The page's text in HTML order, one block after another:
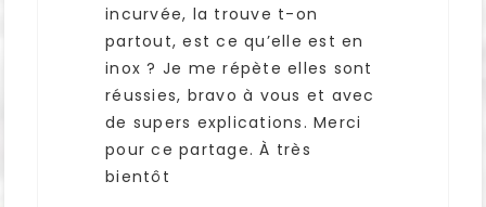
incurvée, la trouve t-on
partout, est ce qu’elle est en
inox ? Je me répète elles sont
réussies, bravo à vous et avec
de supers explications. Merci
pour ce partage. À très
bientôt